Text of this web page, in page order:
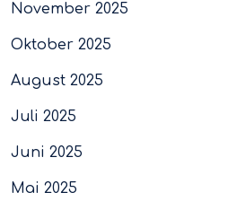
November 2025
Oktober 2025
August 2025
Juli 2025
Juni 2025
Mai 2025